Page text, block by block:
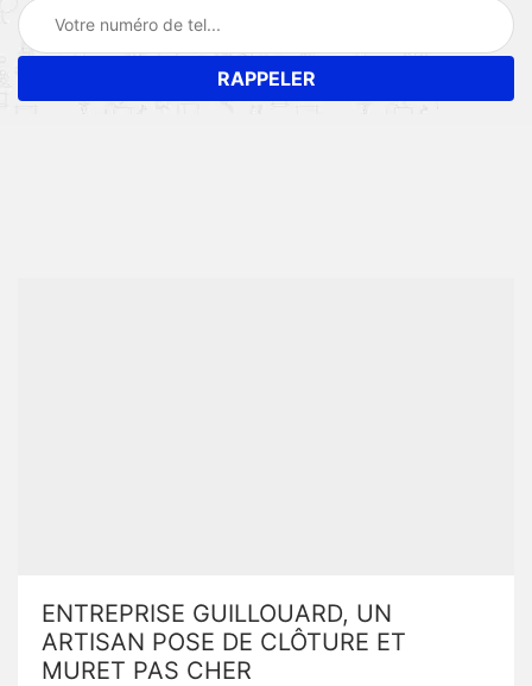
ENTREPRISE GUILLOUARD, UN
ARTISAN POSE DE CLÔTURE ET
MURET PAS CHER